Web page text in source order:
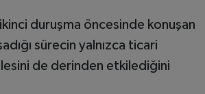
duruşma öncesinde konuşan
sürecin yalnızca ticari
de derinden etkilediğini